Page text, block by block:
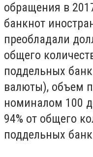
обращения в
банкнот
преобладали
общего
поддельных
валюты), объем
номиналом 100
94% от общего
поддельных